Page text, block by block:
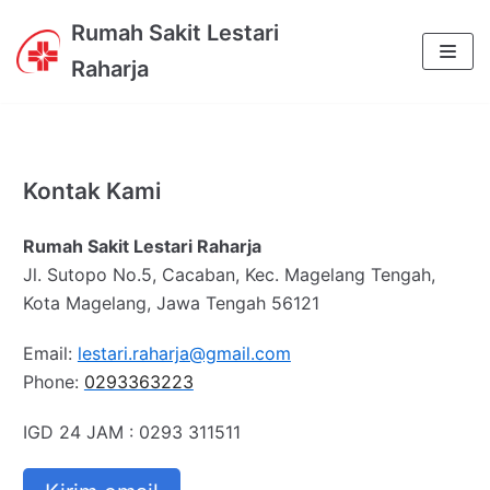
Skip
to
content
Rumah Sakit Lestari
Raharja
Kontak Kami
Rumah Sakit Lestari Raharja
Jl. Sutopo No.5, Cacaban, Kec. Magelang Tengah,
Kota Magelang, Jawa Tengah 56121
Email: lestari.raharja@gmail.com
Phone: 0293363223
IGD 24 JAM : 0293 311511